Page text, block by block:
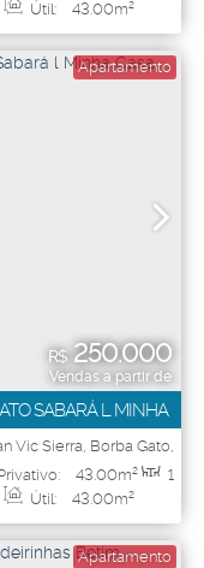
Útil: 43.00m²
Apartamento
R$250.000
Vendas a partir de
SABARÁ L MINHA
Vic Sierra, Borba Gato,
43.00m²
1
Útil: 43.00m²
Apartamento